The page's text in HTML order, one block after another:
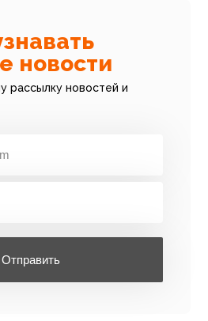
новости
рассылку новостей и
Отправить